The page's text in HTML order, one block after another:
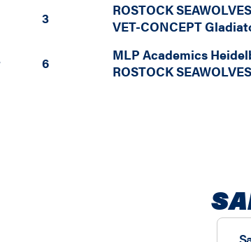
3 ROSTOCK SEAWOLVES
VET-CONCEPT
6 MLP Academics
ROSTOCK SEAWOLVES